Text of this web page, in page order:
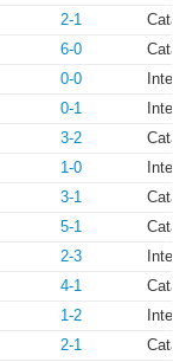
2-1
6-0
0-0
0-1
3-2
1-0
3-1
5-1
2-3
4-1
1-2
2-1